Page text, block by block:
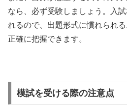
なら、必ず受験しましょう。入
れるので、出題形式に慣れられ
正確に把握できます。
模試を受ける際の注意点